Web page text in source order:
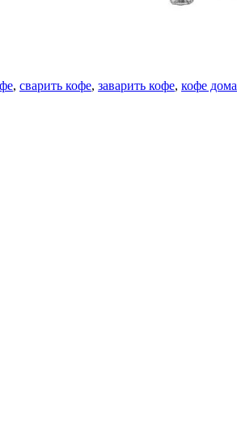
, сварить кофе, заварить кофе, кофе дома